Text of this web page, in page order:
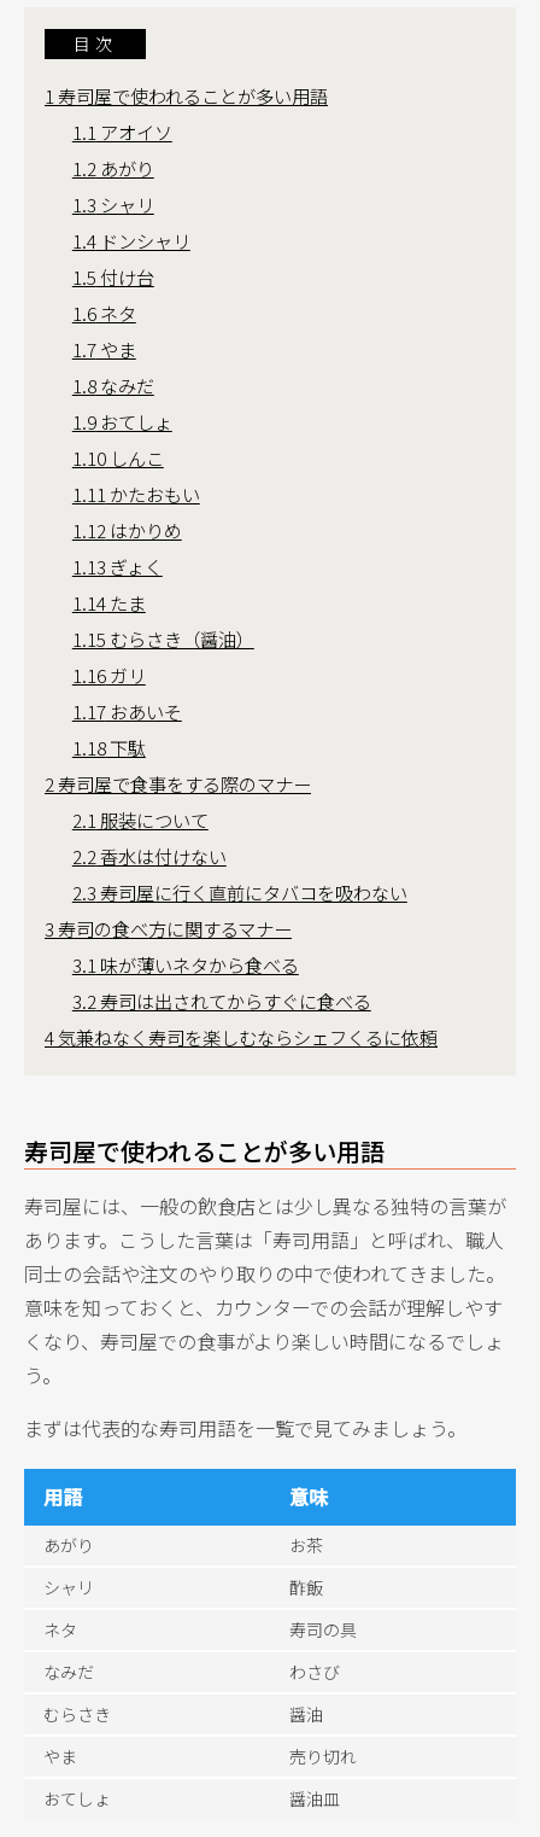
目次
1 寿司屋で使われることが多い用語
1.1 アオイソ
1.2 あがり
1.3 シャリ
1.4ドンシャリ
1.5 付け台
1.6ネタ
1.7やま
1.8なみだ
1.9おてしょ
1.10しんこ
1.11 かたおもい
1.12 はかりめ
1.13 ぎょく
1.14たま
1.15 むらさき（醤油）
1.16ガリ
1.17おあいそ
1.18下駄
2寿司屋で食事をする際のマナー
2.1 服装について
2.2香水は付けない
2.3寿司屋に行く直前にタバコを吸わない
3寿司の食べ方に関するマナー
3.1 味が薄いネタから食べる
3.2寿司は出されてからすぐに食べる
4気兼ねなく寿司を楽しむならシェフくるに依頼
寿司屋で使われることが多い用語
寿司屋には、一般の飲食店とは少し異なる独特の言葉が
あります。こうした言葉は「寿司用語」と呼ばれ、職人
同士の会話や注文のやり取りの中で使われてきました。
意味を知っておくと、カウンターでの会話が理解しやす
くなり、寿司屋での食事がより楽しい時間になるでしょ
う。
まずは代表的な寿司用語を一覧で見てみましょう。
用語 意味
あがり
お茶
シャリ
酢飯
ネタ
寿司の具
なみだ
わさび
むらさき
醤油
やま
売り切れ
おてしょ
醤油皿